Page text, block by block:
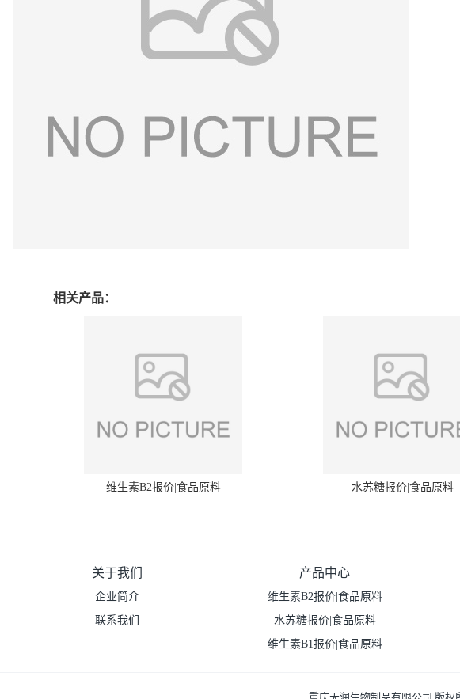
相关产品：
维生素B2报价|食品原料 水苏糖报价|食品原料
关于我们
企业简介
联系我们
产品中心
维生素B2报价|食品原料
水苏糖报价|食品原料
维生素B1报价|食品原料